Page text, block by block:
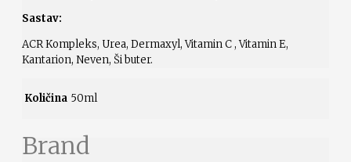
Sastav:
ACR Kompleks, Urea, Dermaxyl, Vitamin C , Vitamin E,
Kantarion, Neven, Ši buter.
Količina 50ml
Brand